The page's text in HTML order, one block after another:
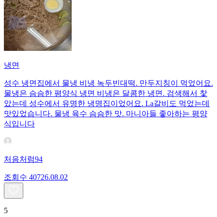
냉면
성수 냉면집에서 물냉 비냉 녹두빈대떡. 만두지칭이 먹었어요.
물냉은 슴슴한 평양식 냉면 비냉은 달콤한 냉면. 검색해서 찿
았는데 성수에서 유명한 냉명집이었어요. La갈비도 먹었는데
맛있었습니다. 물냉 육수 슴슴한 맛. 마니아들 좋아하는 평양
식입니다
처음처럼94
조회수 40726.08.02
5